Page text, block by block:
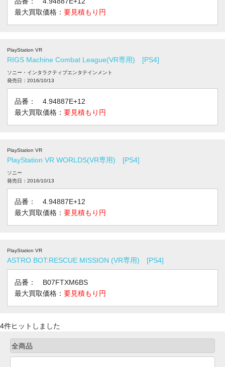
最大買取価格： 要見積もり円
PlayStation VR
RIGS Machine Combat League(VR専用) [PS4]
ソニー・インタラクティブエンタテインメント
発売日：2016/10/13
品番： 4.94887E+12
最大買取価格： 要見積もり円
PlayStation VR
PlayStation VR WORLDS(VR専用) [PS4]
ソニー
発売日：2016/10/13
品番： 4.94887E+12
最大買取価格： 要見積もり円
PlayStation VR
ASTRO BOT:RESCUE MISSION (VR専用) [PS4]
品番： B07FTXM6BS
最大買取価格： 要見積もり円
4件ヒットしました